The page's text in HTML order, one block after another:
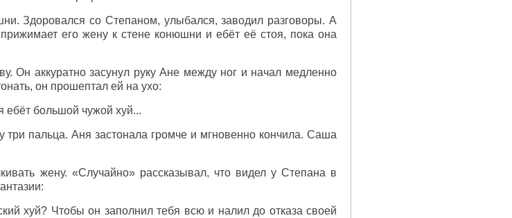
Здоровался со Степаном, улыбался, заводил разговоры. А
его жену к стене конюшни и ебёт её стоя, пока она
Он аккуратно засунул руку Ане между ног и начал медленно
он прошептал ей на ухо:
ебёт большой чужой хуй...
три пальца. Аня застонала громче и мгновенно кончила. Саша
жену. «Случайно» рассказывал, что видел у Степана в
хуй? Чтобы он заполнил тебя всю и налил до отказа своей